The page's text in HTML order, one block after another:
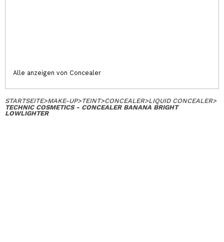
Alle anzeigen von Concealer
STARTSEITE>MAKE-UP>TEINT>CONCEALER>LIQUID CONCEALER>
TECHNIC COSMETICS - CONCEALER BANANA BRIGHT
LOWLIGHTER